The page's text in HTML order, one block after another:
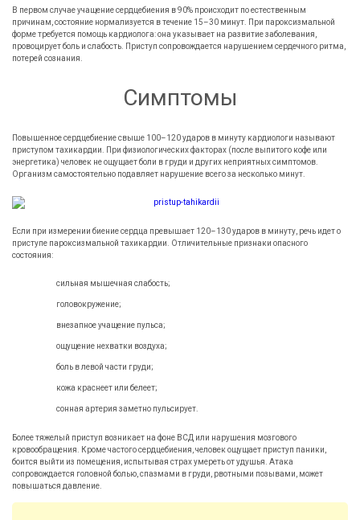
В первом случае учащение сердцебиения в 90% происходит по естественным
причинам, состояние нормализуется в течение 15–30 минут. При пароксизмальной
форме требуется помощь кардиолога: она указывает на развитие заболевания,
провоцирует боль и слабость. Приступ сопровождается нарушением сердечного ритма,
потерей сознания.
Симптомы
Повышенное сердцебиение свыше 100–120 ударов в минуту кардиологи называют
приступом тахикардии. При физиологических факторах (после выпитого кофе или
энергетика) человек не ощущает боли в груди и других неприятных симптомов.
Организм самостоятельно подавляет нарушение всего за несколько минут.
Если при измерении биение сердца превышает 120–130 ударов в минуту, речь идет о
приступе пароксизмальной тахикардии. Отличительные признаки опасного
состояния:
сильная мышечная слабость;
головокружение;
внезапное учащение пульса;
ощущение нехватки воздуха;
боль в левой части груди;
кожа краснеет или белеет;
сонная артерия заметно пульсирует.
Более тяжелый приступ возникает на фоне ВСД или нарушения мозгового
кровообращения. Кроме частого сердцебиения, человек ощущает приступ паники,
боится выйти из помещения, испытывая страх умереть от удушья. Атака
сопровождается головной болью, спазмами в груди, рвотными позывами, может
повышаться давление.